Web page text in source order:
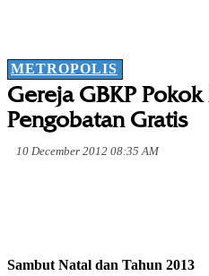
METROPOLIS
Gereja GBKP
Pengobatan Gratis
10 December 2012 08:35 AM
Sambut Natal dan Tahun 2013